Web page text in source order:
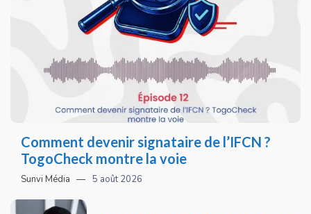
Comment devenir signataire de l’IFCN ?
TogoCheck montre la voie
Sunvi Média 5 août 2026